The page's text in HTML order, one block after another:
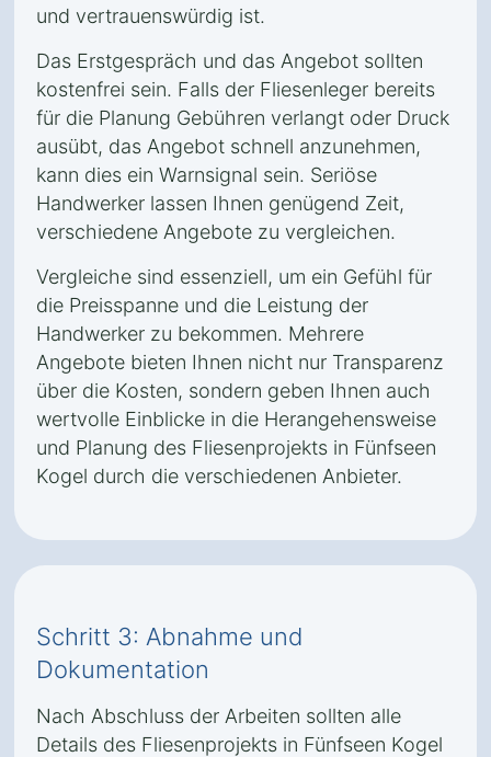
und vertrauenswürdig ist.
Das Erstgespräch und das Angebot sollten
kostenfrei sein. Falls der Fliesenleger bereits
für die Planung Gebühren verlangt oder Druck
ausübt, das Angebot schnell anzunehmen,
kann dies ein Warnsignal sein. Seriöse
Handwerker lassen Ihnen genügend Zeit,
verschiedene Angebote zu vergleichen.
Vergleiche sind essenziell, um ein Gefühl für
die Preisspanne und die Leistung der
Handwerker zu bekommen. Mehrere
Angebote bieten Ihnen nicht nur Transparenz
über die Kosten, sondern geben Ihnen auch
wertvolle Einblicke in die Herangehensweise
und Planung des Fliesenprojekts in Fünfseen
Kogel durch die verschiedenen Anbieter.
Schritt 3: Abnahme und
Dokumentation
Nach Abschluss der Arbeiten sollten alle
Details des Fliesenprojekts in Fünfseen Kogel